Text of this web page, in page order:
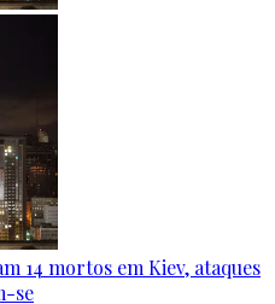
14 mortos em Kiev, ataques
se